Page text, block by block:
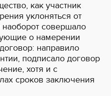
как участник
уклоняться от
наоборот совершало
о намерении
направило
подписало договор
хотя и с
сроков заключения